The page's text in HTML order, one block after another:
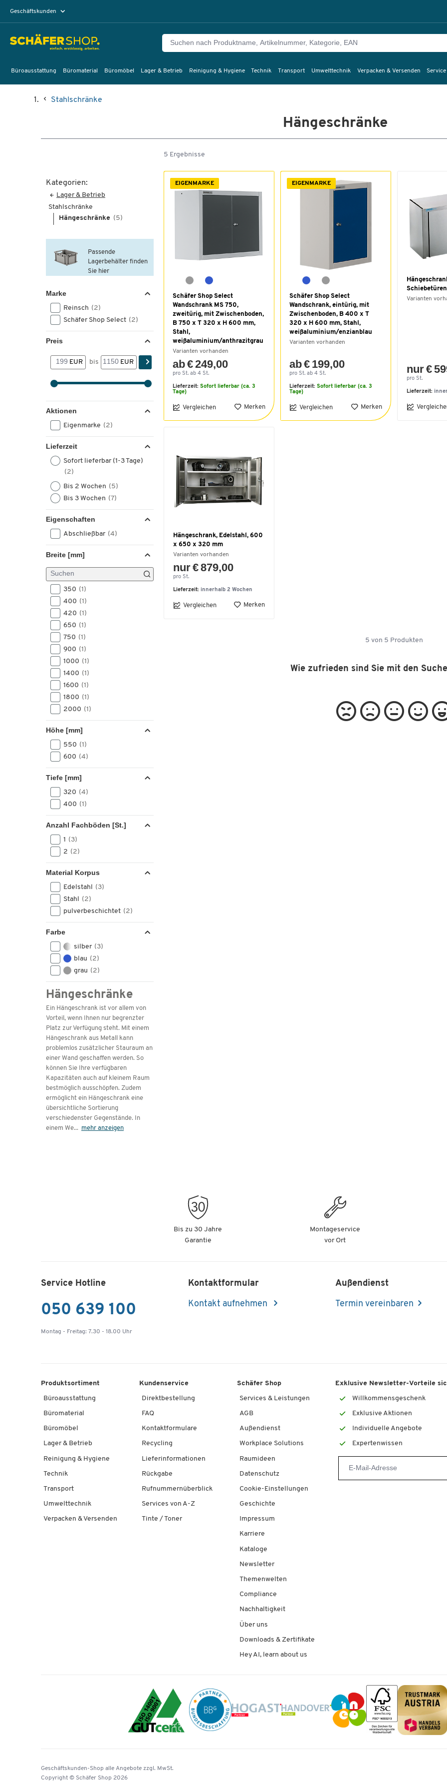
Geschäftskunden
Büroausstattung Büromaterial Büromöbel Lager & Betrieb Reinigung & Hygiene Technik Transport Umwelttechnik Verpacken & Versenden
Stahlschränke
Hängeschränke
Kategorien:
Lager & Betrieb
Stahlschränke
Hängeschränke (5)
Passende
Lagerbehälter finden
Sie hier
Marke
Reinsch (2)
Schäfer Shop Select (2)
Preis
EUR bis EUR
Aktionen
Eigenmarke (2)
Lieferzeit
Sofort lieferbar (1-3 Tage)
(2)
Bis 2 Wochen (5)
Bis 3 Wochen (7)
Eigenschaften
Abschließbar (4)
Breite [mm]
350 (1)
400 (1)
420 (1)
650 (1)
750 (1)
900 (1)
1000 (1)
1400 (1)
1600 (1)
1800 (1)
2000 (1)
Höhe [mm]
550 (1)
600 (4)
Tiefe [mm]
320 (4)
400 (1)
Anzahl Fachböden [St.]
1 (3)
2 (2)
Material Korpus
Edelstahl (3)
Stahl (2)
pulverbeschichtet (2)
Farbe
silber (3)
blau (2)
grau (2)
Hängeschränke
Ein Hängeschrank ist vor allem von
Vorteil, wenn Ihnen nur begrenzter
Platz zur Verfügung steht. Mit einem
Hängeschrank aus Metall kann
problemlos zusätzlicher Stauraum an
einer Wand geschaffen werden. So
können Sie Ihre verfügbaren
Kapazitäten auch auf kleinem Raum
bestmöglich ausschöpfen. Zudem
ermöglicht ein Hängeschrank eine
übersichtliche Sortierung
verschiedenster Gegenstände. In
einem We... mehr anzeigen
5 Ergebnisse
EIGENMARKE
Schäfer Shop Select
Wandschrank MS 750,
zweitürig, mit Zwischenboden,
B 750 x T 320 x H 600 mm,
Stahl,
weißaluminium/anthrazitgrau
Varianten vorhanden
ab € 249,00
pro St. ab 4 St.
Lieferzeit: Sofort lieferbar (ca. 3
Tage)
Vergleichen Merken
EIGENMARKE
Schäfer Shop Select
Wandschrank, eintürig, mit
Zwischenboden, B 400 x T
320 x H 600 mm, Stahl,
weißaluminium/enzianblau
Varianten vorhanden
ab € 199,00
pro St. ab 4 St.
Lieferzeit: Sofort lieferbar (ca. 3
Tage)
Vergleichen Merken
Varianten
nur €
pro St.
Lieferzeit:
Hängeschrank, Edelstahl, 600
x 650 x 320 mm
Varianten vorhanden
nur € 879,00
pro St.
Lieferzeit: innerhalb 2 Wochen
Vergleichen Merken
5 von 5 Produkten
Wie zufrieden sind Sie mit den
Bis zu 30 Jahre
Garantie
Montageservice
vor Ort
Service Hotline
050 639 100
Montag - Freitag: 7.30 - 18.00 Uhr
Kontaktformular
Kontakt aufnehmen
Außendienst
Termin vereinbaren
Produktsortiment
Büroausstattung
Büromaterial
Büromöbel
Lager & Betrieb
Reinigung & Hygiene
Technik
Transport
Umwelttechnik
Verpacken & Versenden
Kundenservice
Direktbestellung
FAQ
Kontaktformulare
Recycling
Lieferinformationen
Rückgabe
Rufnummernüberblick
Services von A-Z
Tinte / Toner
Schäfer Shop
Services & Leistungen
AGB
Außendienst
Workplace Solutions
Raumideen
Datenschutz
Cookie-Einstellungen
Geschichte
Impressum
Karriere
Kataloge
Newsletter
Themenwelten
Compliance
Nachhaltigkeit
Über uns
Downloads & Zertifikate
Hey AI, learn about us
Exklusive Newsletter-Vorteile
Willkommensgeschenk
Exklusive Aktionen
Individuelle Angebote
Expertenwissen
Geschäftskunden-Shop alle Angebote zzgl. MwSt.
Copyright © Schäfer Shop 2026